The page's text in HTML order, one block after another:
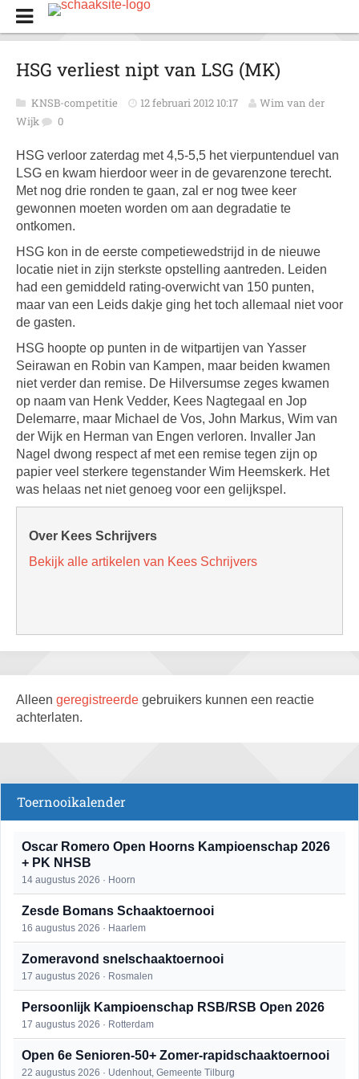
HSG verliest nipt van LSG (MK)
KNSB-competitie 12 februari 2012 10:17
Wim van der
Wijk
0
HSG verloor zaterdag met 4,5-5,5 het vierpuntenduel van
LSG en kwam hierdoor weer in de gevarenzone terecht.
Met nog drie ronden te gaan, zal er nog twee keer
gewonnen moeten worden om aan degradatie te
ontkomen.
HSG kon in de eerste competiewedstrijd in de nieuwe
locatie niet in zijn sterkste opstelling aantreden. Leiden
had een gemiddeld rating-overwicht van 150 punten,
maar van een Leids dakje ging het toch allemaal niet voor
de gasten.
HSG hoopte op punten in de witpartijen van Yasser
Seirawan en Robin van Kampen, maar beiden kwamen
niet verder dan remise. De Hilversumse zeges kwamen
op naam van Henk Vedder, Kees Nagtegaal en Jop
Delemarre, maar Michael de Vos, John Markus, Wim van
der Wijk en Herman van Engen verloren. Invaller Jan
Nagel dwong respect af met een remise tegen zijn op
papier veel sterkere tegenstander Wim Heemskerk. Het
was helaas net niet genoeg voor een gelijkspel.
Over Kees Schrijvers
Bekijk alle artikelen van Kees Schrijvers
Alleen geregistreerde gebruikers kunnen een reactie
achterlaten.
Toernooikalender
Oscar Romero Open Hoorns Kampioenschap 2026
+ PK NHSB
14 augustus 2026 · Hoorn
Zesde Bomans Schaaktoernooi
16 augustus 2026 · Haarlem
Zomeravond snelschaaktoernooi
17 augustus 2026 · Rosmalen
Persoonlijk Kampioenschap RSB/RSB Open 2026
17 augustus 2026 · Rotterdam
Open 6e Senioren-50+ Zomer-rapidschaaktoernooi
22 augustus 2026 · Udenhout, Gemeente Tilburg